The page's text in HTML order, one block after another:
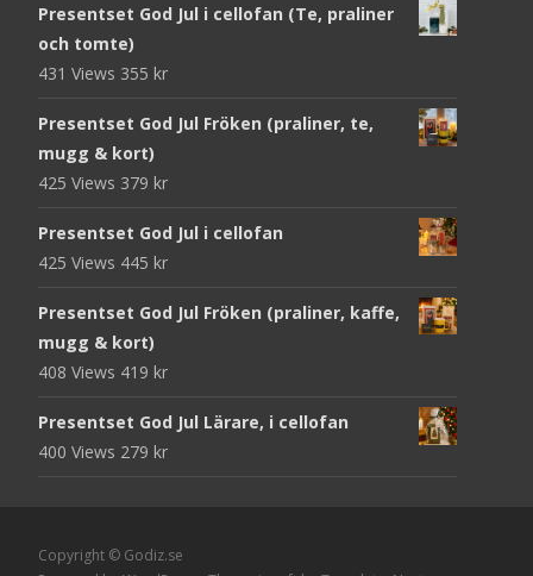
Presentset God Jul i cellofan (Te, praliner
och tomte)
431 Views 355 kr
Presentset God Jul Fröken (praliner, te,
mugg & kort)
425 Views 379 kr
Presentset God Jul i cellofan
425 Views 445 kr
Presentset God Jul Fröken (praliner, kaffe,
mugg & kort)
408 Views 419 kr
Presentset God Jul Lärare, i cellofan
400 Views 279 kr
Copyright © Godiz.se